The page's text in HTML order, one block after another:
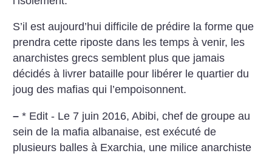
S’il est aujourd’hui difficile de prédire la forme que
prendra cette riposte dans les temps à venir, les
anarchistes grecs semblent plus que jamais
décidés à livrer bataille pour libérer le quartier du
joug des mafias qui l’empoisonnent.
– * Edit - Le 7 juin 2016, Abibi, chef de groupe au
sein de la mafia albanaise, est exécuté de
plusieurs balles à Exarchia, une milice anarchiste